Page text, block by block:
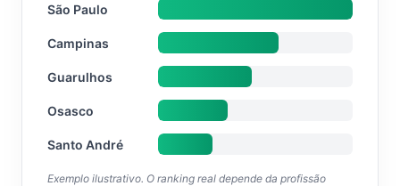
São Paulo
Campinas
Guarulhos
Osasco
Santo André
Exemplo ilustrativo. O ranking real depende da profissão